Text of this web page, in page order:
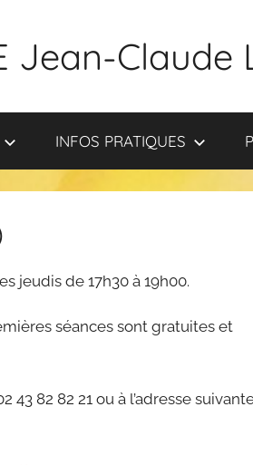
Jean-Claude
INFOS PRATIQUES
jeudis de 17h30 à 19h00.
séances sont gratuites et
82 82 21 ou à l’adresse